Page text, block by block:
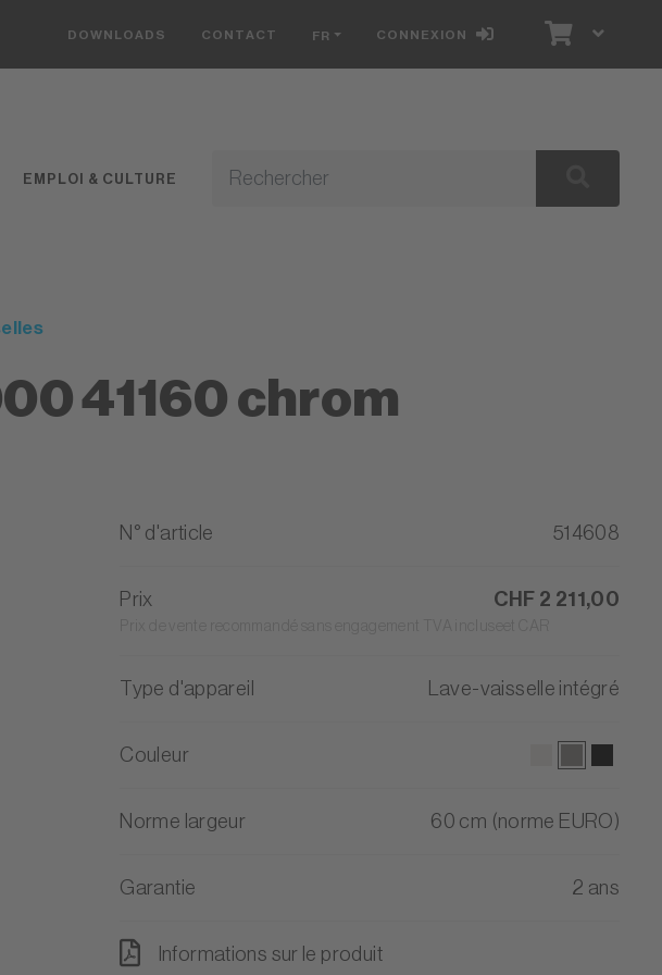
DOWNLOADS CONTACT FR CONNEXION
EMPLOI & CULTURE
41160 chrom
N° d'article 514608
Prix CHF 2 211,00
Type d'appareil Lave-vaisselle intégré
Couleur
Norme largeur 60 cm (norme EURO)
Garantie 2 ans
Informations sur le produit